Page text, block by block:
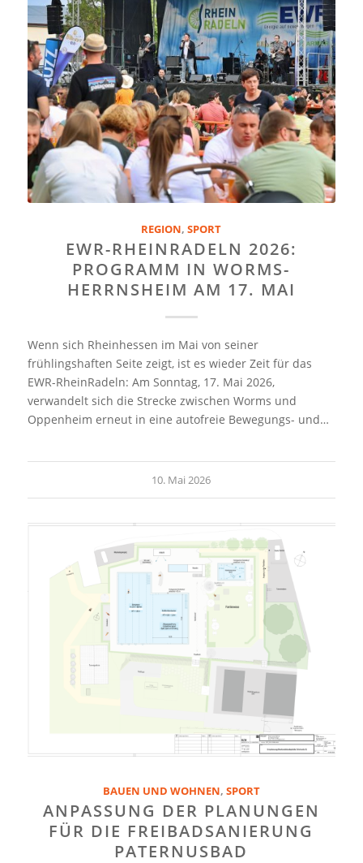
REGION,SPORT
EWR-RHEINRADELN 2026:
PROGRAMM IN WORMS-
HERRNSHEIM AM 17. MAI
Wenn sich Rheinhessen im Mai von seiner
frühlingshaften Seite zeigt, ist es wieder Zeit für das
EWR-RheinRadeln: Am Sonntag, 17. Mai 2026,
verwandelt sich die Strecke zwischen Worms und
Oppenheim erneut in eine autofreie Bewegungs- und…
10. Mai 2026
BAUEN UND WOHNEN, SPORT
ANPASSUNG DER PLANUNGEN
FÜR DIE FREIBADSANIERUNG
PATERNUSBAD